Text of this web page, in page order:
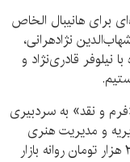
برای هانیبال الخاص
نژادهرانی،
نیلوفر قادری‌نژاد و
و نقد» به سردبیری
و مدیریت هنری
شکیبا سام در قالب ۲۵۶ صفحه و با قیمت ۲۸۰ هزار تومان روانه‌ بازار